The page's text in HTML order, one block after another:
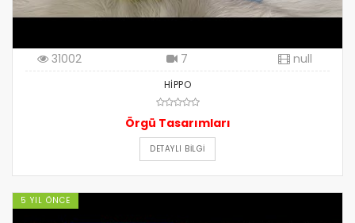
31002 7 null
HİPPO
Örgü Tasarımları
DETAYLI BILGI
5 YIL ÖNCE